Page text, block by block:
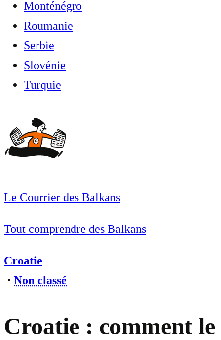
Monténégro
Roumanie
Serbie
Slovénie
Turquie
Le Courrier des Balkans
Tout comprendre des Balkans
Croatie
⋅ Non classé
Croatie : comment le